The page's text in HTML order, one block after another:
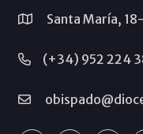
Santa María,
(+34) 952 224